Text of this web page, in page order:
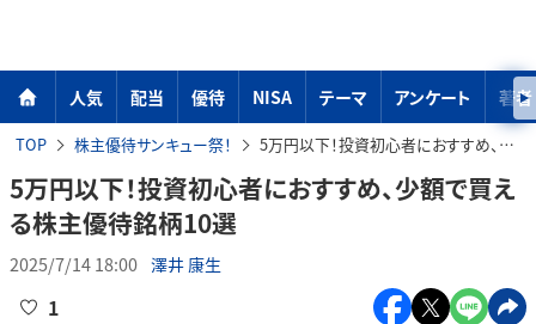
人気 配当 優待 NISA テーマ アンケート 著者
TOP 株主優待サンキュー祭！ 5万円以下！投資初心者におすすめ、少額で買える株主優待銘柄10選
5万円以下！投資初心者におすすめ、少額で買え
る株主優待銘柄10選
2025/7/14 18:00 澤井 康生
1